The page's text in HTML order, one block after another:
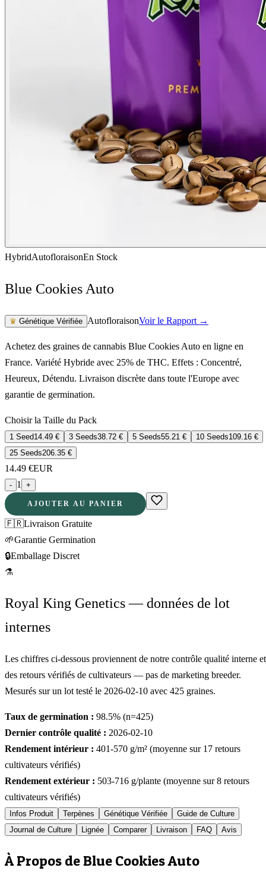
HybridAutofloraisonEn Stock
Blue Cookies Auto
♛ Génétique Vérifiée AutofloraisonVoir le Rapport →
Achetez des graines de cannabis Blue Cookies Auto en ligne en
France. Variété Hybride avec 25% de THC. Effets : Concentré,
Heureux, Détendu. Livraison discrète dans toute l'Europe avec
garantie de germination.
Choisir la Taille du Pack
1 Seed14.49 € 3 Seeds38.72 € 5 Seeds55.21 € 10 Seeds109.16 €
25 Seeds206.35 €
14.49 €EUR
- 1 +
AJOUTER AU PANIER
🇫🇷Livraison Gratuite
🌱Garantie Germination
🔒Emballage Discret
⚗
Royal King Genetics — données de lot
internes
Les chiffres ci-dessous proviennent de notre contrôle qualité interne et
des retours vérifiés de cultivateurs — pas de marketing breeder.
Mesurés sur un lot testé le 2026-02-10 avec 425 graines.
Taux de germination : 98.5% (n=425)
Dernier contrôle qualité : 2026-02-10
Rendement intérieur : 401-570 g/m² (moyenne sur 17 retours
cultivateurs vérifiés)
Rendement extérieur : 503-716 g/plante (moyenne sur8 retours
cultivateurs vérifiés)
Infos Produit Terpènes Génétique Vérifiée
Guide de Culture
Journal de Culture
Lignée Comparer Livraison FAQ Avis
À Propos de Blue Cookies Auto